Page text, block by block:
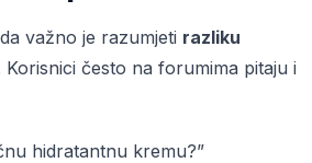
važno je razumjeti razliku
Korisnici često na forumima pitaju i
hidratantnu kremu?”